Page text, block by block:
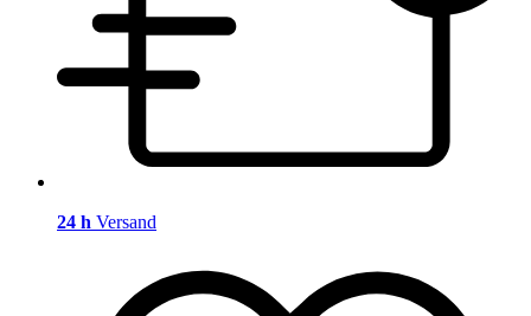
24 h Versand